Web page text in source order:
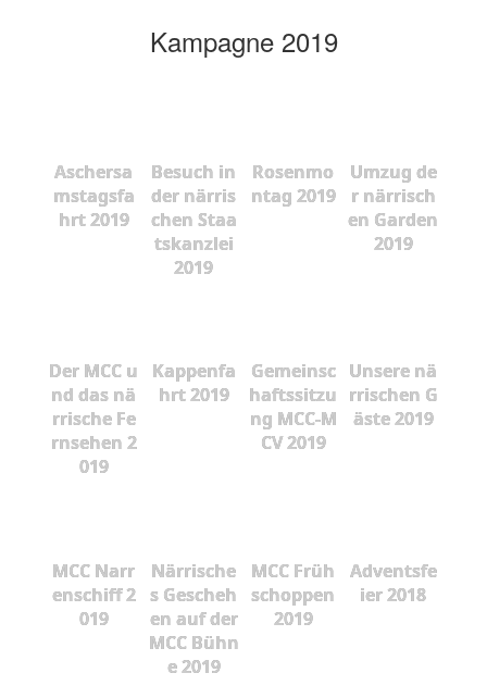
Kampagne 2019
Aschersa
mstagsfa
hrt 2019
Besuch in
der närris
chen Staa
tskanzlei
2019
Rosenmo
ntag 2019
Umzug de
r närrisch
en Garden
2019
Der MCC u
nd das nä
rrische Fe
rnsehen 2
019
Kappenfa
hrt 2019
Gemeinsc
haftssitzu
ng MCC-M
CV 2019
Unsere nä
rrischen G
äste 2019
MCC Narr
enschiff 2
019
Närrische
s Gescheh
en auf der
MCC Bühn
e 2019
MCC Früh
schoppen
2019
Adventsfe
ier 2018